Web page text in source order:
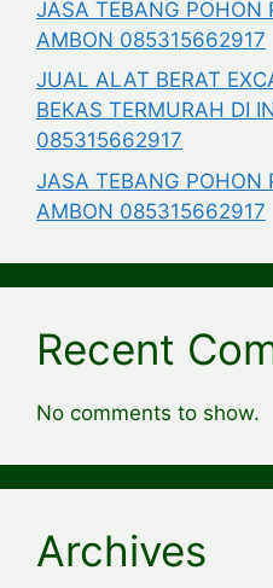
JASA TEBANG POHON
AMBON 085315662917
JUAL ALAT BERAT
BEKAS TERMURAH DI
085315662917
JASA TEBANG POHON
AMBON 085315662917
Recent
No comments to show.
Archives